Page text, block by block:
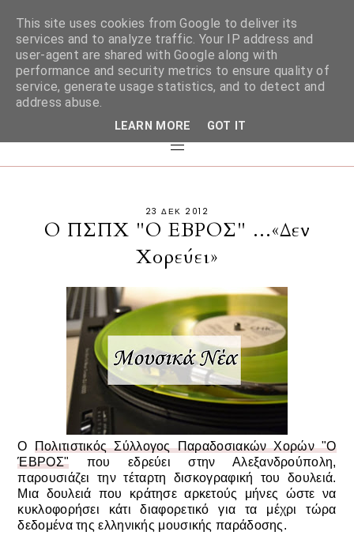
23 ΔΕΚ 2012
Ο ΠΣΠΧ "Ο ΕΒΡΟΣ" ...«Δεν
Χορεύει»
Ο Πολιτιστικός Σύλλογος Παραδοσιακών Χορών "Ο
ΈΒΡΟΣ" που εδρεύει στην Αλεξανδρούπολη,
παρουσιάζει την τέταρτη δισκογραφική του δουλειά.
Μια δουλειά που κράτησε αρκετούς μήνες ώστε να
κυκλοφορήσει κάτι διαφορετικό για τα μέχρι τώρα
δεδομένα της ελληνικής μουσικής παράδοσης.
This site uses cookies from Google to deliver its
services and to analyze traffic. Your IP address and
user-agent are shared with Google along with
performance and security metrics to ensure quality of
service, generate usage statistics, and to detect and
address abuse.
LEARN MORE GOT IT